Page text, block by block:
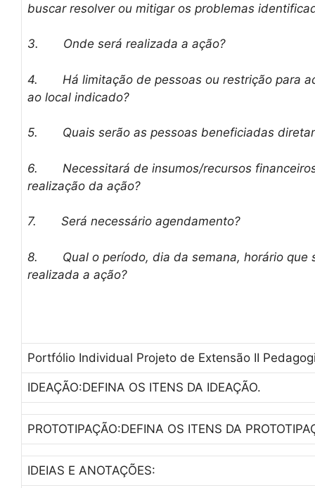
buscar resolver ou mitigar os problemas
3. Onde será realizada a ação?
4. Há limitação de pessoas ou restrição para
ao local indicado?
5. Quais serão as pessoas beneficiadas
6. Necessitará de insumos/recursos
realização da ação?
7. Será necessário agendamento?
8. Qual o período, dia da semana, horário que
realizada a ação?
Portfólio Individual Projeto de Extensão II
IDEAÇÃO:DEFINA OS ITENS DA IDEAÇÃO.
PROTOTIPAÇÃO:DEFINA OS ITENS DA
IDEIAS E ANOTAÇÕES: